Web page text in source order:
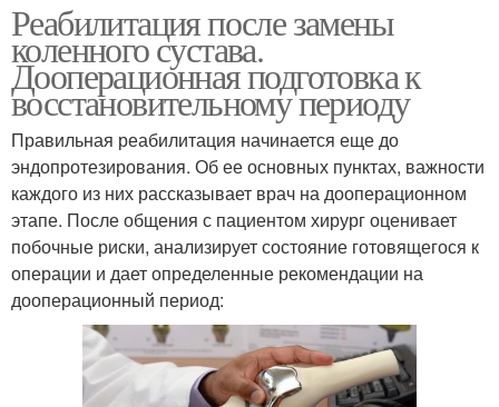
Реабилитация после замены
коленного сустава.
Дооперационная подготовка к
восстановительному периоду
Правильная реабилитация начинается еще до
эндопротезирования. Об ее основных пунктах, важности
каждого из них рассказывает врач на дооперационном
этапе. После общения с пациентом хирург оценивает
побочные риски, анализирует состояние готовящегося к
операции и дает определенные рекомендации на
дооперационный период: